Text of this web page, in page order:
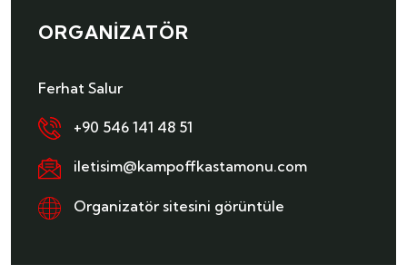
ORGANIZATÖR
Ferhat Salur
+90 546 141 48 51
iletisim@kampoffkastamonu.com
Organizatör sitesini görüntüle